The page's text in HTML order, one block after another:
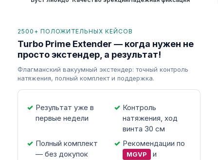
2500+ ПОЛОЖИТЕЛЬНЫХ КЕЙСОВ
Turbo Prime Extender — когда нужен не
просто экстендер, а результат!
Флагманский вакуумный экстендер: точный контроль
натяжения, полный комплект и поддержка.
Результат уже в
первые недели
Контроль
натяжения, ход
винта 30 см
Полный комплект
— без докупок
Рекомендации по
MGVP
и